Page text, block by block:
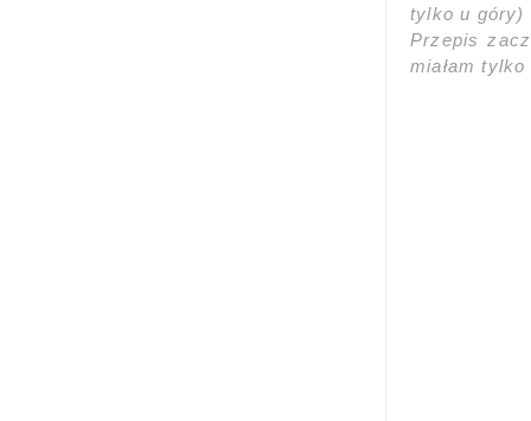
tylko u góry)
Przepis
miałam